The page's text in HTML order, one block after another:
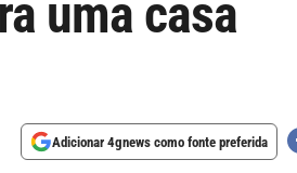
uma casa
Adicionar 4gnews como fonte preferida